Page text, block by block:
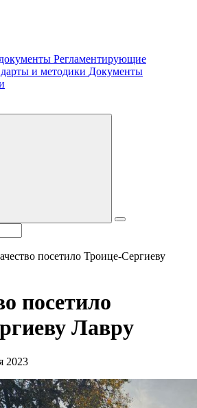
Регламентирующие
и методики Документы
посетило Троице-Сергиеву
посетило
Лавру
2023